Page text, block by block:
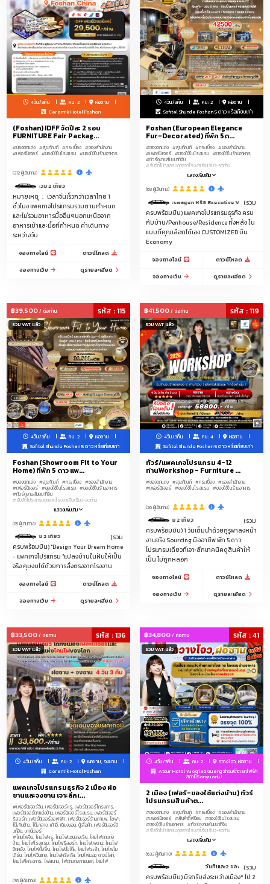
4วัน/3คืน คน: 2
ฝอซาน
Ceramik Hotel Foshan
(Foshan) IDFF จัดปีละ 2 รอบ
FURNITURE Fair Packag...
#ของตกแต่ง #สุขภัณฑ์ #กระเบื้อง #ของสำนักงาน
#เฟอร์นิเจอร์ #ของใช้ในโรงแรม #ของใช้ในร้านอาหาร
(212 ผู้เดินทาง)
องฝอซาน รวม 2 เที่ยว
หมายเหตุ ： เวลาจีนเร็วกว่าเวลาไทย 1
ชั่วโมง แพคเกจโปรแกรมรวมตามกำหนด
และไม่รวมอาหารมื้ออื่นๆนอกเหนือจาก
อาหารเช้าและมื้อที่กำหนด ค่าเดินทาง
ระหว่างวัน
จองทางไลน์
ดาวน์โหลด
จองทางเว็บ
ดูรายละเอียด
4วัน/3คืน คน: 2
ฝอซาน
Sofitel Shunde Foshan 5 ดาว หรือเทียบเท่า
Foshan (European Elegance
Fur-Decorated) ที่พัก 5ด...
#ของตกแต่ง #สุขภัณฑ์ #กระเบื้อง #ของสำนักงาน
#เฟอร์นิเจอร์ #ของใช้ในโรงแรม #ของใช้ในร้านอาหาร
#ทัวร์ดูงานสัมมนาที่จีน
#รับจัดโปรแกรมดูตลาดโรงงานจีนเริ่ม2-50ท่าน
แสดงเพิ่มเติม
(68 ผู้เดินทาง)
ร้อมคนขับรถ เฉพาะ Type Mercedes Benz , TESLA , BMW , Volkswagen หรือ Executive Van จาก(รวม
ครบพร้อมบิน) แพคเกจโปรแกรมธุรกิจ ครบ
กับบ้าน/Penhouse/Residence ทั้งหลัง ใน
แบบที่คุณเลือกได้เอง CUSTOMIZED บิน
Economy
จองทางไลน์
ดาวน์โหลด
จองทางเว็บ
ดูรายละเอียด
฿39,500/ ต่อท่าน
รวม VAT แล้ว
รหัส : 115
4วัน/3คืน คน: 2
ฝอซาน
Sofitel Shunde Foshan 5 ดาว หรือเทียบเท่า
Foshan (Showroom Fit to Your
Home) ที่พัก 5 ดาว แพ...
#ของตกแต่ง #สุขภัณฑ์ #กระเบื้อง #ของสำนักงาน
#เฟอร์นิเจอร์ #ของใช้ในโรงแรม #ของใช้ในร้านอาหาร
#ทัวร์ดูงานสัมมนาที่จีน
#รับจัดโปรแกรมดูตลาดโรงงานจีนเริ่ม2-50ท่าน
แสดงเพิ่มเติม
(85 ผู้เดินทาง)
วฝอซานรวม 2 เที่ยว
(รวม
ครบพร้อมบิน) "Design Your Dream Home
- แพคเกจโปรแกรม "แปลงบ้านในฝันให้เป็น
จริง คุมงบได้ด้วยการสั่งตรงจากโรงงาน
จองทางไลน์
ดาวน์โหลด
จองทางเว็บ
ดูรายละเอียด
฿41,500/ ต่อท่าน
รวม VAT แล้ว
รหัส : 119
4วัน/3คืน คน: 4
ฝอซาน
Sofitel Shunde Foshan 5 ดาว หรือเทียบเท่า
ทัวร์/แพคเกจโปรแกรม 4-12
ท่านWorkshop - Furniture ...
#ของตกแต่ง #สุขภัณฑ์ #กระเบื้อง #ของสำนักงาน
#เฟอร์นิเจอร์ #ของใช้ในโรงแรม #ของใช้ในร้านอาหาร
(26 ผู้เดินทาง)
พร้อมคนขับรถ ระหว่างสนามบินกวางโจว-โรงแรม 5ดาวฝอซานรวม 2 เที่ยว
(รวม
ครบพร้อมบิน) 1 วันเต็มนำด้วยกูรูพาลงหน้า
งานจริง Sourcing มืออาชีพ พัก 5 ดาว
โปรแกรมเดียวที่เจาะลึกเทคนิคดูสินค้าให้
เป็น ไม่ถูกหลอก
จองทางไลน์
ดาวน์โหลด
จองทางเว็บ
ดูรายละเอียด
฿33,500/ ต่อท่าน
รวม VAT แล้ว
รหัส : 136
4วัน/3คืน คน: 2
ฝอซาน, จงซาน
Ceramik Hotel Foshan
แพคเกจโปรแกรมธุรกิจ 2 เมือง ฝอ
ซานและจงซาน เจาะลึกเ...
#เฟอร์นิเจอร์จีน, เฟอร์นิเจอร์หรู, เฟอร์นิเจอร์โครงการ,
เฟอร์นิเจอร์ตกแต่งบ้าน, เฟอร์นิเจอร์โรงแรม, เฟอร์นิเจอร์
รีสอร์ท, เฟอร์นิเจอร์ออฟฟิศ, เฟอร์นิเจอร์ร้านกาแฟ, โซฟา,
โต๊ะกินข้าว, โต๊ะกลาง, เก้าอี้, เตียงนอน, ตู้เสื้อผ้า, เฟอร์นิเจอร์บิ
วท์อิน, เคาน์เตอร์
#โคมไฟจีน, โคมไฟหรู, โคมไฟแชนเดอเรีย, โคมไฟตกแต่ง
บ้าน, โคมไฟโรงแรม, โคมไฟรีสอร์ท, โคมไฟเพดาน, โคมไฟ
ติดผนัง, โคมไฟตั้งพื้น, โคมไฟตั้งโต๊ะ, โคมไฟระย้า, โคมไฟโม
เดิร์น, โคมไฟวินเทจ, โคมไฟคริสตัล, โคมไฟLED, ดาวน์ไลท์,
โคมไฟโครงการ, ไฟสนาม, ไฟตกแต่งภายนอก, โคมไฟ
(38 ผู้เดินทาง)
฿34,800/ ต่อท่าน
รวม VAT แล้ว
รหัส : 41
4วัน/3คืน คน: 2
กวางโจว, ฝอซาน
Atour Hotel Yueqiao Guangzhou(ติดรถไฟฟ้า
สถานีSanyuanli)
2 เมือง (เฟอร์-ของใช้แต่งบ้าน) ทัวร์
โปรแกรมสินค้าต...
#ของตกแต่ง #สุขภัณฑ์ #กระเบื้อง #ของสำนักงาน
#เฟอร์นิเจอร์ #สินค้ากิ๊ฟช็อป #ของใช้ในโรงแรม
#ของใช้ในร้านอาหาร #ทัวร์ดูงานสัมมนาที่จีน
#รับจัดโปรแกรมดูตลาดโรงงานจีนเริ่ม2-50ท่าน
แสดงเพิ่มเติม
(633 ผู้เดินทาง)
วันที่1และ2 ของการดีลงาน
(รวม
ครบพร้อมบิน) มีรถรับส่งระหว่างเมือง* ไป 2